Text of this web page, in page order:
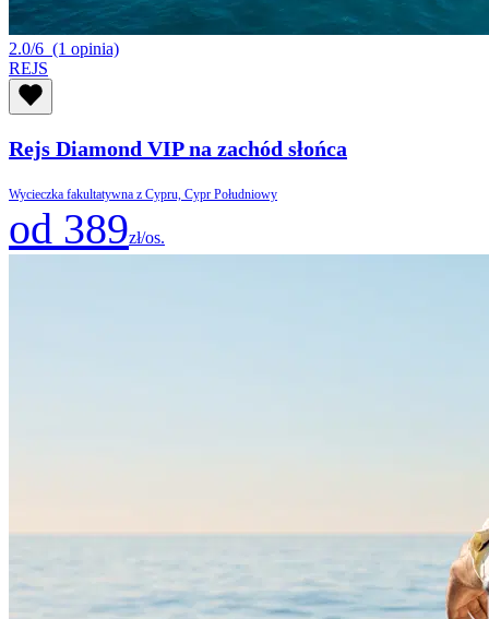
2.0/6 (1 opinia)
REJS
Rejs Diamond VIP na zachód słońca
Wycieczka fakultatywna z Cypru, Cypr Południowy
od 389zł/os.